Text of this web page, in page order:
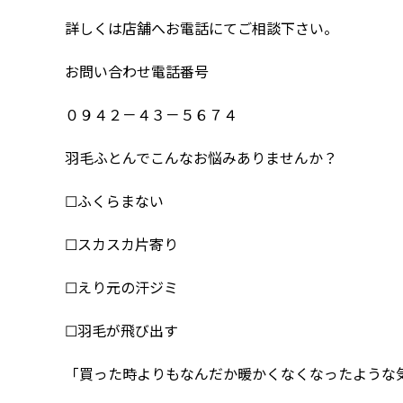
詳しくは店舗へお電話にてご相談下さい。
お問い合わせ電話番号
０９４２－４３－５６７４
羽毛ふとんでこんなお悩みありませんか？
☐ふくらまない
☐スカスカ片寄り
☐えり元の汗ジミ
☐羽毛が飛び出す
「買った時よりもなんだか暖かくなくなったような